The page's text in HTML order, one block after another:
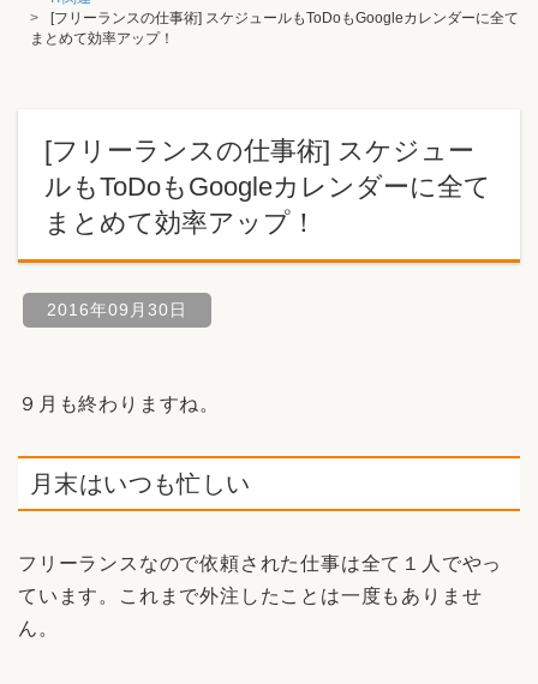
[フリーランスの仕事術] スケジュールもToDoもGoogleカレンダーに全て
まとめて効率アップ！
[フリーランスの仕事術] スケジュー
ルもToDoもGoogleカレンダーに全て
まとめて効率アップ！
2016年09月30日
９月も終わりますね。
月末はいつも忙しい
フリーランスなので依頼された仕事は全て１人でやっ
ています。これまで外注したことは一度もありませ
ん。